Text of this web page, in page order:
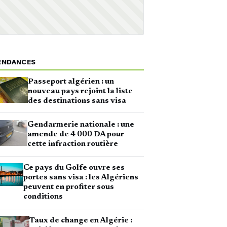
Passeport algérien : un
nouveau pays rejoint la liste
des destinations sans visa
Gendarmerie nationale : une
amende de 4 000 DA pour
cette infraction routière
Ce pays du Golfe ouvre ses
portes sans visa : les Algériens
peuvent en profiter sous
conditions
Taux de change en Algérie :